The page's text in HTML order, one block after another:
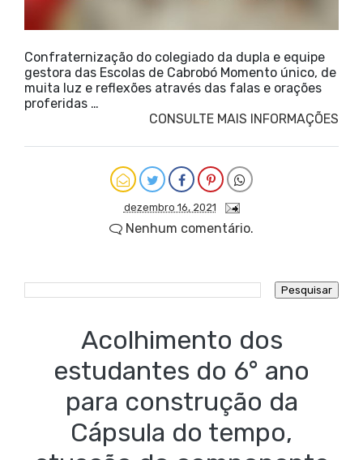
Confraternização do colegiado da dupla e equipe
gestora das Escolas de Cabrobó Momento único, de
muita luz e reflexões através das falas e orações
proferidas …
CONSULTE MAIS INFORMAÇÕES
dezembro 16, 2021
Nenhum comentário.
Acolhimento dos
estudantes do 6° ano
para construção da
Cápsula do tempo,